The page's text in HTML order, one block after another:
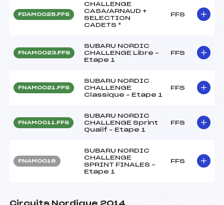
FDAM0025.FFS
CHALLENGE
CASA/ARNAUD +
SELECTION
CADETS *
FFS
FNAM0023.FFS
SUBARU NORDIC
CHALLENGE Libre –
Etape 1
FFS
FNAM0021.FFS
SUBARU NORDIC
CHALLENGE
Classique – Etape 1
FFS
FNAM0011.FFS
SUBARU NORDIC
CHALLENGE Sprint
Qualif – Etape 1
FFS
FNAM0016
SUBARU NORDIC
CHALLENGE
SPRINT FINALES –
Etape 1
FFS